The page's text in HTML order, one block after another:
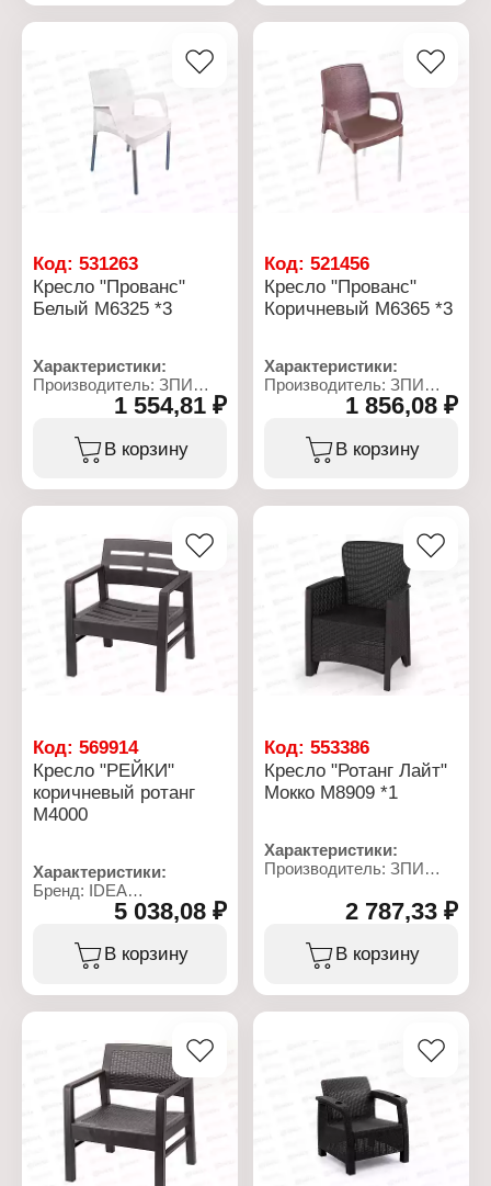
Габаритные размеры:
615х595х805 мм
Габаритные размеры:
615х595х805 мм
Код: 531263
Кресло "Прованс"
Белый М6325 *3
Характеристики:
Производитель: ЗПИ
Альтернатива
Серия: "ПРОВАНС"
Тип товара: Кресло
полипропилен, алюминий
Вес: 2,018 кг
Габаритные размеры:
585х540х820 мм
1 554,81 ₽
В корзину
Код:521456
Кресло "Прованс"
Коричневый М6365 *3
Характеристики:
Производитель: ЗПИ
Альтернатива
Серия: "ПРОВАНС"
Тип товара: Кресло
Габаритные размеры:
585х540х820 мм
1 856,08 ₽
В корзину
Код: 569914
Кресло "РЕЙКИ"
коричневый ротанг
М4000
Характеристики:
Бренд: IDEA
Артикул: М4000
Тип товара: Кресло
Назначение: садовое
5 038,08 ₽
В корзину
Код:553386
Кресло "Ротанг Лайт"
Мокко М8909 *1
Характеристики:
Производитель: ЗПИ
Артикул: М8909
Серия: "Ротанг Лайт"
Тип товара: Кресло
Назначение: садовое
Материал: пластик
Размер изделия:
Допустимая нагрузка:
Конструкция: сборная
2 787,33 ₽
В корзину